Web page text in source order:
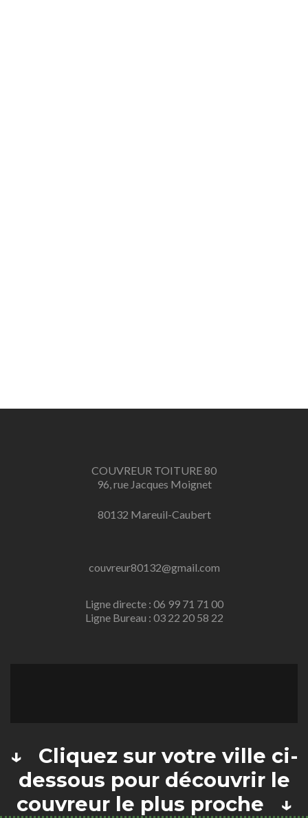
COUVREUR TOITURE 80
96, rue Jacques Moignet
80132 Mareuil-Caubert
couvreur80132@gmail.com
Ligne directe : 06 99 71 71 00
Ligne Bureau : 03 22 20 58 22
↓ Cliquez sur votre ville ci-
dessous pour découvrir le
couvreur le plus proche ↓